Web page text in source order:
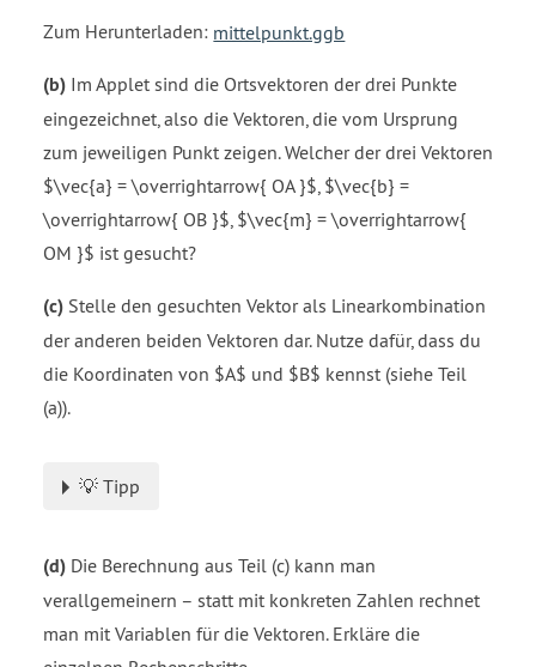
Zum Herunterladen: mittelpunkt.ggb
(b) Im Applet sind die Ortsvektoren der drei Punkte
eingezeichnet, also die Vektoren, die vom Ursprung
zum jeweiligen Punkt zeigen. Welcher der drei Vektoren
$\vec{a} = \overrightarrow{ OA }$, $\vec{b} =
\overrightarrow{ OB }$, $\vec{m} = \overrightarrow{
OM }$ ist gesucht?
(c) Stelle den gesuchten Vektor als Linearkombination
der anderen beiden Vektoren dar. Nutze dafür, dass du
die Koordinaten von $A$ und $B$ kennst (siehe Teil
(a)).
💡 Tipp
(d) Die Berechnung aus Teil (c) kann man
verallgemeinern – statt mit konkreten Zahlen rechnet
man mit Variablen für die Vektoren. Erkläre die